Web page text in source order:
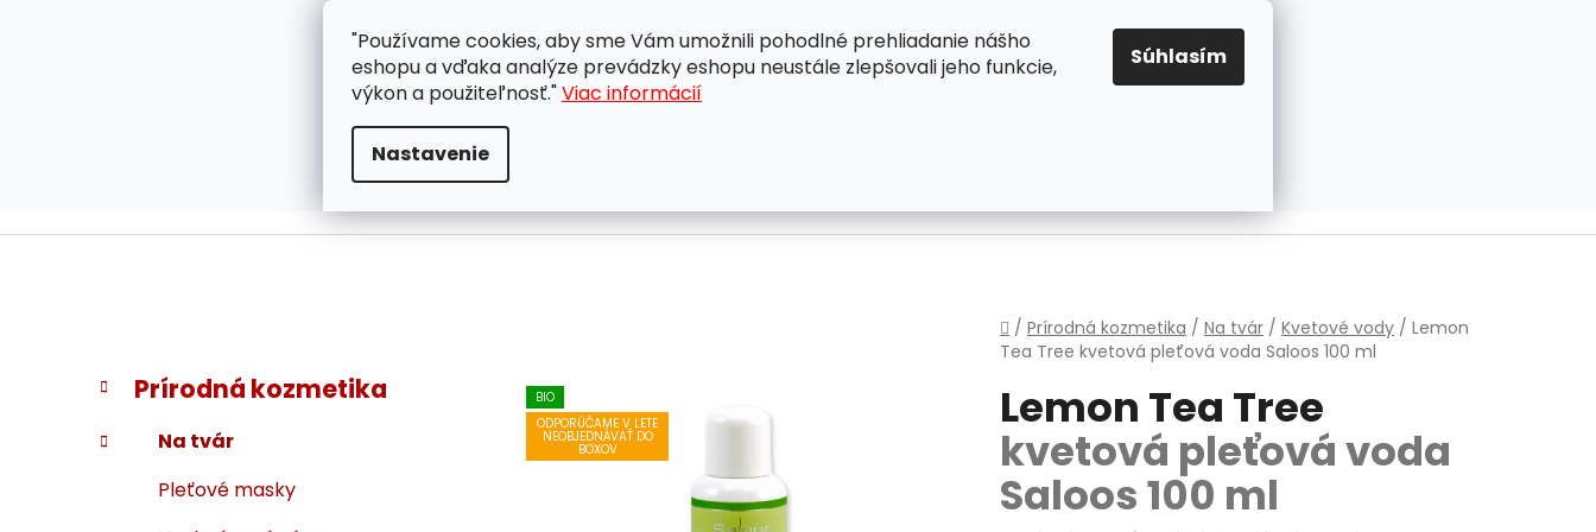
"Používame cookies, aby sme Vám umožnili pohodlné prehliadanie nášho
eshopu a vďaka analýze prevádzky eshopu neustále zlepšovali jeho funkcie,
výkon a použiteľnosť."Viac informácií
Nastavenie
Súhlasím
ZÁKAZNÍCKA PODPORA OBCHODNÉ PODMIENKY OCHRANA OSOBNÝCH ÚDAJOV PRAVIDLÁ PRE COOKIES
EUR
Domov
/ Prírodná kozmetika / Na tvár / Kvetové vody / Lemon
Tea Tree kvetová pleťová voda Saloos 100 ml
B
č
Preskočiť
kategórie
K
a
t
e
Prírodná kozmetika
Na tvár
Pleťové masky
Lemon Tea Tree
kvetová pleťová voda
Saloos 100 ml
BIO
ODPORÚČAME V LETE
NEOBJEDNÁVAŤ DO
BOXOV